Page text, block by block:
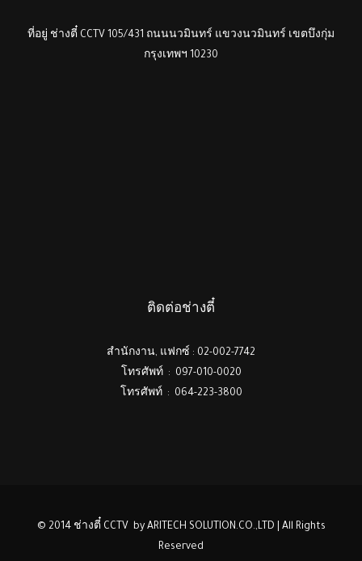
ที่อยู่ ช่างตี๋ CCTV 105/431 ถนนนวมินทร์ แขวงนวมินทร์ เขตบึงกุ่ม
กรุงเทพฯ 10230
ติดต่อช่างตี๋
สำนักงาน, แฟกซ์ : 02-002-7742
โทรศัพท์ : 097-010-0020
โทรศัพท์ : 064-223-3800
© 2014 ช่างตี๋ CCTV by ARITECH SOLUTION.CO.,LTD | All Rights
Reserved